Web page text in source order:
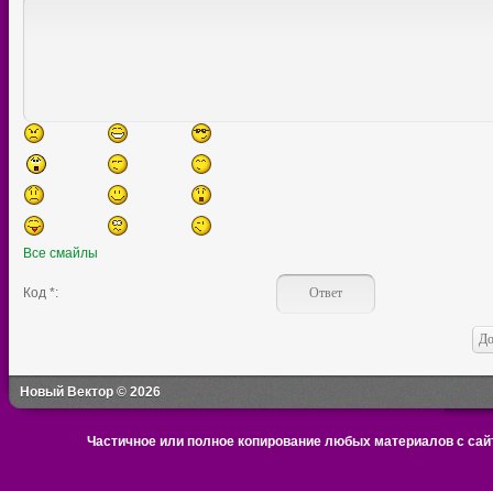
Все смайлы
Код *:
Новый Вектор © 2026
Частичное или полное копирование любых материалов с